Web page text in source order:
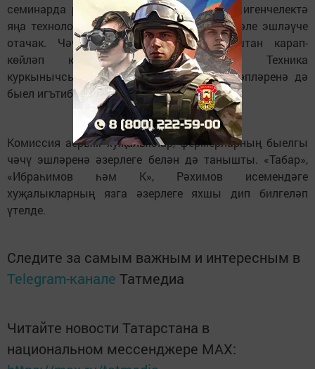
семинарда район делегациясе танышкан, игенчелектә
яңа технология һәм сортлар белән нәтиҗәле эшләүче
отачак. Чәчкеч-культивторларны яңабаштан карап-
көйләп куярга әле соң түгел. Техника
куркынычсызлыгы, хезмәтне саклау таләпләренә дә
быел игътибар артачак.
Комиссия аерым хуҗалыклар, фермерларның быелгы
чәчү эшләренә әзерлеге белән дә танышты. «Табар»,
«Ибраһимов һәм К», Рәхимов исемендәге
хуҗалыкларның язга әзерлеге яхшы дип билгеләп
үтелде.
Следите за самым важным и интересным в
Telegram-канале Татмедиа
Читайте новости Татарстана в
национальном мессенджере MАХ: